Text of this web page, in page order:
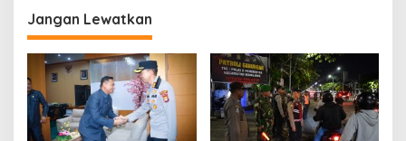
g
a
s
i
p
Jangan Lewatkan